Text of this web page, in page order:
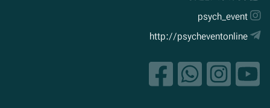
psych_event
http://psycheventonline